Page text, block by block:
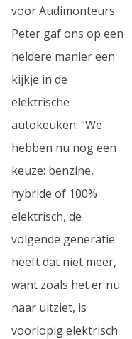
voor Audimonteurs.
Peter gaf ons op een
heldere manier een
kijkje in de
elektrische
autokeuken: “We
hebben nu nog een
keuze: benzine,
hybride of 100%
elektrisch, de
volgende generatie
heeft dat niet meer,
want zoals het er nu
naar uitziet, is
voorlopig elektrisch